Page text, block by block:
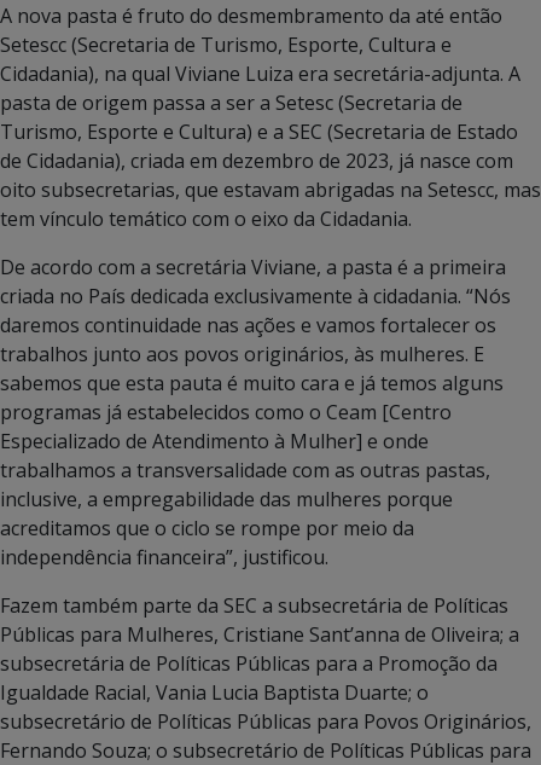
A nova pasta é fruto do desmembramento da até então
Setescc (Secretaria de Turismo, Esporte, Cultura e
Cidadania), na qual Viviane Luiza era secretária-adjunta. A
pasta de origem passa a ser a Setesc (Secretaria de
Turismo, Esporte e Cultura) e a SEC (Secretaria de Estado
de Cidadania), criada em dezembro de 2023, já nasce com
oito subsecretarias, que estavam abrigadas na Setescc, mas
tem vínculo temático com o eixo da Cidadania.
De acordo com a secretária Viviane, a pasta é a primeira
criada no País dedicada exclusivamente à cidadania. “Nós
daremos continuidade nas ações e vamos fortalecer os
trabalhos junto aos povos originários, às mulheres. E
sabemos que esta pauta é muito cara e já temos alguns
programas já estabelecidos como o Ceam [Centro
Especializado de Atendimento à Mulher] e onde
trabalhamos a transversalidade com as outras pastas,
inclusive, a empregabilidade das mulheres porque
acreditamos que o ciclo se rompe por meio da
independência financeira”, justificou.
Fazem também parte da SEC a subsecretária de Políticas
Públicas para Mulheres, Cristiane Sant’anna de Oliveira; a
subsecretária de Políticas Públicas para a Promoção da
Igualdade Racial, Vania Lucia Baptista Duarte; o
subsecretário de Políticas Públicas para Povos Originários,
Fernando Souza; o subsecretário de Políticas Públicas para